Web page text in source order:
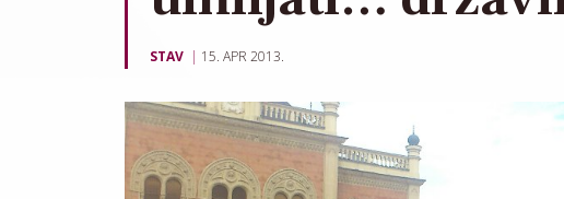
STAV 15. APR 2013.